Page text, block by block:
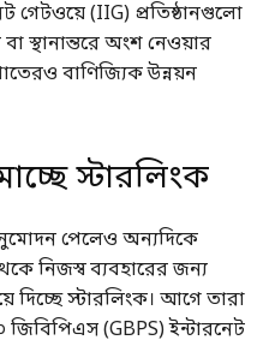
গেটওয়ে (IIG) প্রতিষ্ঠানগুলো
স্থানান্তরে অংশ নেওয়ার
বাণিজ্যিক উন্নয়ন
স্টারলিংক
পেলেও অন্যদিকে
নিজস্ব ব্যবহারের জন্য
দিচ্ছে স্টারলিংক। আগে তারা
জিবিপিএস (GBPS) ইন্টারনেট